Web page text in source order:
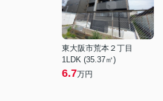
東大阪市荒本２丁目
1LDK (35.37㎡)
6.7万円